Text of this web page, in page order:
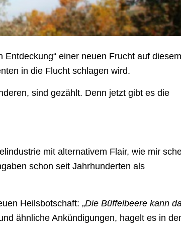
einer neuen Frucht auf diesem
in die Flucht schlagen wird.
sind gezählt. Denn jetzt gibt es die
mit alternativem Flair, wie mir
schon seit Jahrhunderten als
Heilsbotschaft: „Die Büffelbeere kann
ähnliche Ankündigungen, hagelt es in